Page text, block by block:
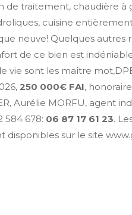
de traitement, chaudière à
cuisine
neuve! Quelques autres
de ce bien est
vie sont les maître
250 000€ FAI,
Aurélie MORFU, agent
584 678: 06 87 17 61 23.
disponibles sur le site